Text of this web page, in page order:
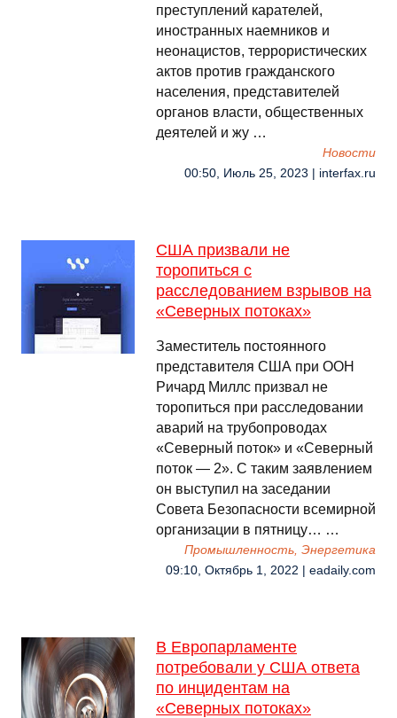
преступлений карателей,
иностранных наемников и
неонацистов, террористических
актов против гражданского
населения, представителей
органов власти, общественных
деятелей и жу …
Новости
00:50, Июль 25, 2023 | interfax.ru
США призвали не
торопиться с
расследованием взрывов на
«Северных потоках»
Заместитель постоянного
представителя США при ООН
Ричард Миллс призвал не
торопиться при расследовании
аварий на трубопроводах
«Северный поток» и «Северный
поток — 2». С таким заявлением
он выступил на заседании
Совета Безопасности всемирной
организации в пятницу… …
Промышленность, Энергетика
09:10, Октябрь 1, 2022 | eadaily.com
В Европарламенте
потребовали у США ответа
по инцидентам на
«Северных потоках»